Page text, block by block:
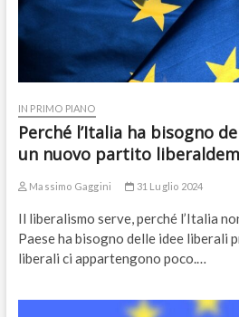
IN PRIMO PIANO
Perché l’Italia ha bisogno
un nuovo partito
Massimo Gaggini 31 Luglio 2024
Il liberalismo serve, perché l’Italia
Paese ha bisogno delle idee liberali
liberali ci appartengono poco.…